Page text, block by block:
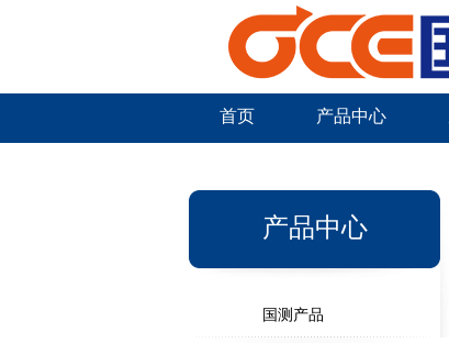
首页 产品中心
产品中心
国测产品